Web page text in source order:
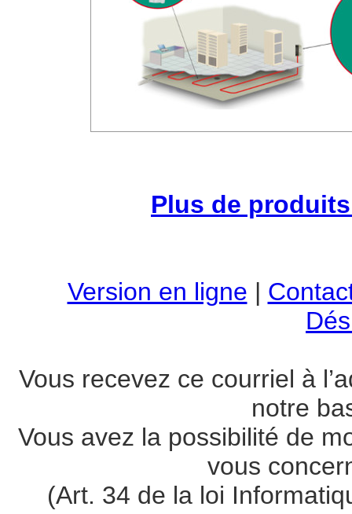
Plus de
Version en ligne |
Vous recevez ce courriel à
notre
Vous avez la possibilité de
vous
(Art. 34 de la loi